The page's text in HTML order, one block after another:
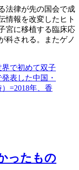
法律が先の国会で成
報を改変したヒト
宮に移植する臨床応
科される。またゲノ
ったもの